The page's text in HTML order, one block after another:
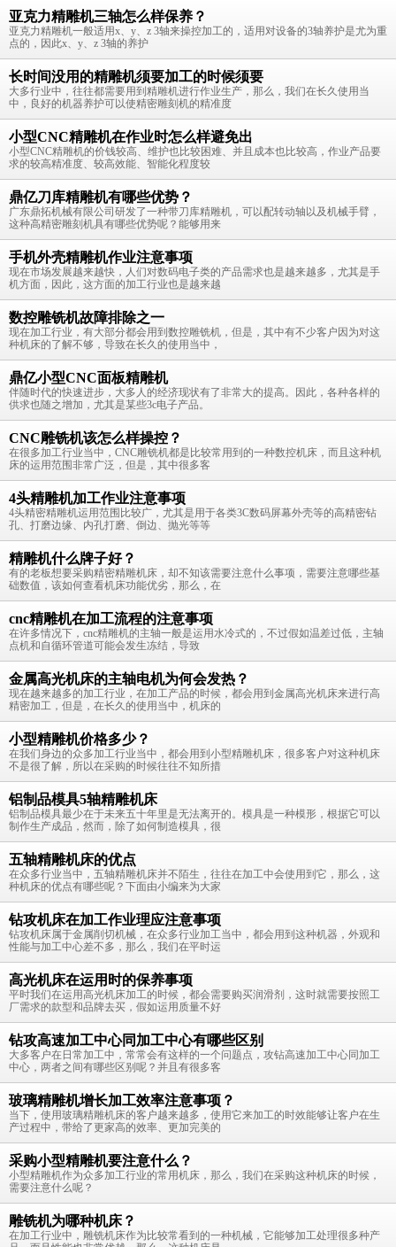
亚克力精雕机三轴怎么样保养？
亚克力精雕机一般适用x、y、z 3轴来操控加工的，适用对设备的3轴养护是尤为重
点的，因此x、y、z 3轴的养护
长时间没用的精雕机须要加工的时候须要
大多行业中，往往都需要用到精雕机进行作业生产，那么，我们在长久使用当
中，良好的机器养护可以使精密雕刻机的精准度
小型CNC精雕机在作业时怎么样避免出
小型CNC精雕机的价钱较高、维护也比较困难、并且成本也比较高，作业产品要
求的较高精准度、较高效能、智能化程度较
鼎亿刀库精雕机有哪些优势？
广东鼎拓机械有限公司研发了一种带刀库精雕机，可以配转动轴以及机械手臂，
这种高精密雕刻机具有哪些优势呢？能够用来
手机外壳精雕机作业注意事项
现在市场发展越来越快，人们对数码电子类的产品需求也是越来越多，尤其是手
机方面，因此，这方面的加工行业也是越来越
数控雕铣机故障排除之一
现在加工行业，有大部分都会用到数控雕铣机，但是，其中有不少客户因为对这
种机床的了解不够，导致在长久的使用当中，
鼎亿小型CNC面板精雕机
伴随时代的快速进步，大多人的经济现状有了非常大的提高。因此，各种各样的
供求也随之增加，尤其是某些3c电子产品。
CNC雕铣机该怎么样操控？
在很多加工行业当中，CNC雕铣机都是比较常用到的一种数控机床，而且这种机
床的运用范围非常广泛，但是，其中很多客
4头精雕机加工作业注意事项
4头精密精雕机运用范围比较广，尤其是用于各类3C数码屏幕外壳等的高精密钻
孔、打磨边缘、内孔打磨、倒边、抛光等等
精雕机什么牌子好？
有的老板想要采购精密精雕机床，却不知该需要注意什么事项，需要注意哪些基
础数值，该如何查看机床功能优劣，那么，在
cnc精雕机在加工流程的注意事项
在许多情况下，cnc精雕机的主轴一般是运用水冷式的，不过假如温差过低，主轴
点机和自循环管道可能会发生冻结，导致
金属高光机床的主轴电机为何会发热？
现在越来越多的加工行业，在加工产品的时候，都会用到金属高光机床来进行高
精密加工，但是，在长久的使用当中，机床的
小型精雕机价格多少？
在我们身边的众多加工行业当中，都会用到小型精雕机床，很多客户对这种机床
不是很了解，所以在采购的时候往往不知所措
铝制品模具5轴精雕机床
铝制品模具最少在于未来五十年里是无法离开的。模具是一种模形，根据它可以
制作生产成品，然而，除了如何制造模具，很
五轴精雕机床的优点
在众多行业当中，五轴精雕机床并不陌生，往往在加工中会使用到它，那么，这
种机床的优点有哪些呢？下面由小编来为大家
钻攻机床在加工作业理应注意事项
钻攻机床属于金属削切机械，在众多行业加工当中，都会用到这种机器，外观和
性能与加工中心差不多，那么，我们在平时运
高光机床在运用时的保养事项
平时我们在运用高光机床加工的时候，都会需要购买润滑剂，这时就需要按照工
厂需求的款型和品牌去买，假如运用质量不好
钻攻高速加工中心同加工中心有哪些区别
大多客户在日常加工中，常常会有这样的一个问题点，攻钻高速加工中心同加工
中心，两者之间有哪些区别呢？并且有很多客
玻璃精雕机增长加工效率注意事项？
当下，使用玻璃精雕机床的客户越来越多，使用它来加工的时效能够让客户在生
产过程中，带给了更家高的效率、更加完美的
采购小型精雕机要注意什么？
小型精雕机作为众多加工行业的常用机床，那么，我们在采购这种机床的时候，
需要注意什么呢？
雕铣机为哪种机床？
在加工行业中，雕铣机床作为比较常看到的一种机械，它能够加工处理很多种产